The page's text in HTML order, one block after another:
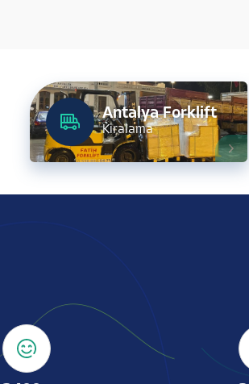
Antalya Forklift
Kiralama